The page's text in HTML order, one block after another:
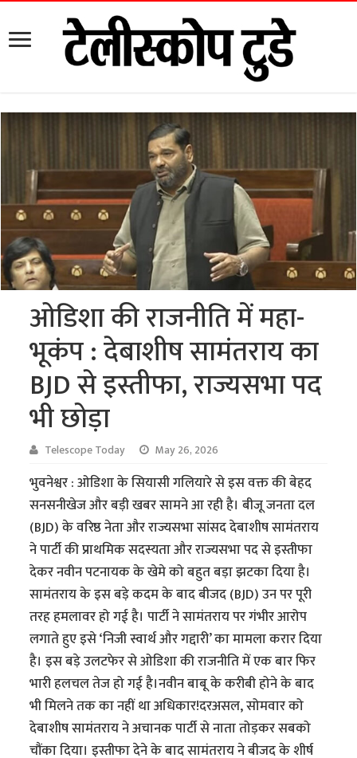
ओडिशा की राजनीति में महा-
भूकंप : देबाशीष सामंतराय का
BJD से इस्तीफा, राज्यसभा पद
भी छोड़ा
Telescope Today May 26, 2026
भुवनेश्वर : ओडिशा के सियासी गलियारे से इस वक्त की बेहद
सनसनीखेज और बड़ी खबर सामने आ रही है। बीजू जनता दल
(BJD) के वरिष्ठ नेता और राज्यसभा सांसद देबाशीष सामंतराय
ने पार्टी की प्राथमिक सदस्यता और राज्यसभा पद से इस्तीफा
देकर नवीन पटनायक के खेमे को बहुत बड़ा झटका दिया है।
सामंतराय के इस बड़े कदम के बाद बीजद (BJD) उन पर पूरी
तरह हमलावर हो गई है। पार्टी ने सामंतराय पर गंभीर आरोप
लगाते हुए इसे ‘निजी स्वार्थ और गद्दारी’ का मामला करार दिया
है। इस बड़े उलटफेर से ओडिशा की राजनीति में एक बार फिर
भारी हलचल तेज हो गई है।नवीन बाबू के करीबी होने के बाद
भी मिलने तक का नहीं था अधिकार!दरअसल, सोमवार को
देबाशीष सामंतराय ने अचानक पार्टी से नाता तोड़कर सबको
चौंका दिया। इस्तीफा देने के बाद सामंतराय ने बीजद के शीर्ष